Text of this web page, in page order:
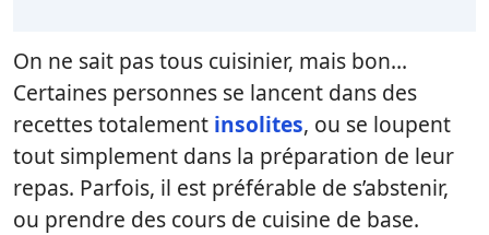
On ne sait pas tous cuisinier, mais bon…
Certaines personnes se lancent dans des
recettes totalement insolites, ou se loupent
tout simplement dans la préparation de leur
repas. Parfois, il est préférable de s’abstenir,
ou prendre des cours de cuisine de base.